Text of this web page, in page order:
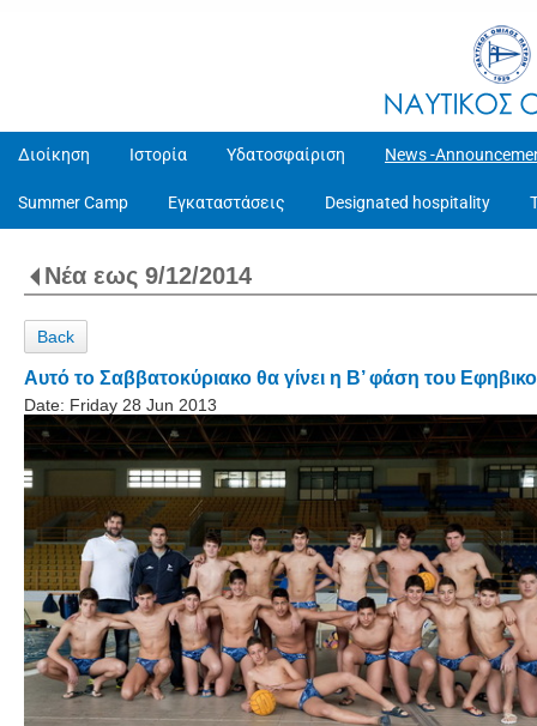
Διοίκηση Ιστορία Υδατοσφαίριση News -
Summer Camp Εγκαταστάσεις Designated hospitality
Νέα εως 9/12/2014
Back
Αυτό το Σαββατοκύριακο θα γίνει η Β’ φάση του
Date: Friday 28 Jun 2013